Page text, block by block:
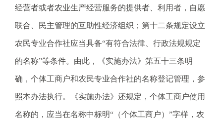
经营者或者农业生产经营服务的提供者、利用者，自愿
联合、民主管理的互助性经济组织；第十二条规定设立
农民专业合作社应当具备“有符合法律、行政法规规定
的名称”等条件。由此，《实施办法》第五十三条明
确，个体工商户和农民专业合作社的名称登记管理，参
照本办法执行。《实施办法》还规定，个体工商户使用
名称的，应当在名称中标明“（个体工商户）”字样，农